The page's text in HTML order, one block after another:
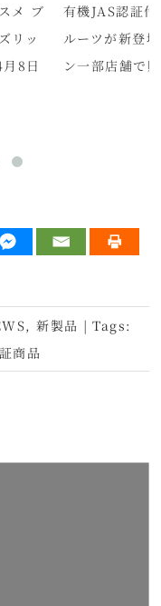
メ ブ
リッ
8日
有機JAS認証
ルーツが新登
ン一部店舗で
,新製品 | Tags:
商品